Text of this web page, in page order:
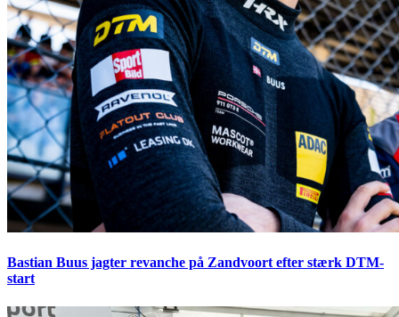
Bastian Buus jagter revanche på Zandvoort efter stærk DTM-
start